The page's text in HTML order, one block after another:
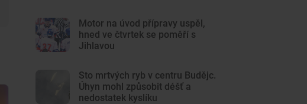
Motor na úvod přípravy uspěl,
hned ve čtvrtek se poměří s
Jihlavou
Sto mrtvých ryb v centru Budějc.
Úhyn mohl způsobit déšť a
nedostatek kyslíku